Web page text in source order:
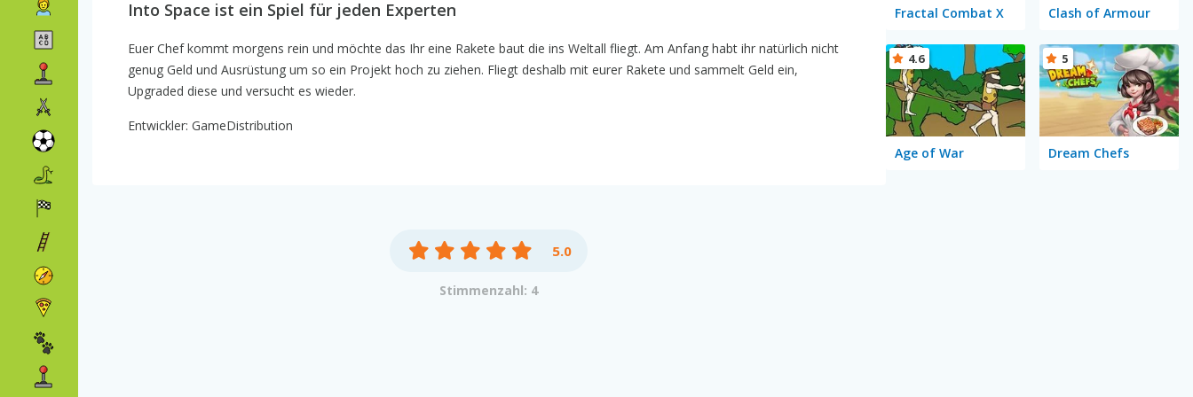
Into Space ist ein Spiel für jeden Experten
Euer Chef kommt morgens rein und möchte das Ihr eine Rakete baut die ins Weltall fliegt. Am Anfang habt ihr natürlich nicht
genug Geld und Ausrüstung um so ein Projekt hoch zu ziehen. Fliegt deshalb mit eurer Rakete und sammelt Geld ein,
Upgraded diese und versucht es wieder.
Entwickler: GameDistribution
5.0
Stimmenzahl: 4
Fractal Combat X Clash of Armour
Age of War
4.6
Dream Chefs
5